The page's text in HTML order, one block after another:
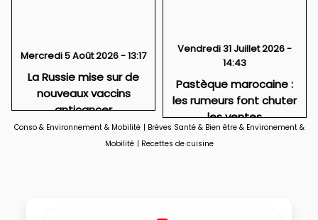
Mercredi 5 Août 2026 - 13:17
La Russie mise sur de
nouveaux vaccins
anticancer
Vendredi 31 Juillet 2026 -
14:43
Pastèque marocaine :
les rumeurs font chuter
les ventes
Conso & Environnement & Mobilité | Brèves Santé & Bien être & Environement &
Mobilité | Recettes de cuisine